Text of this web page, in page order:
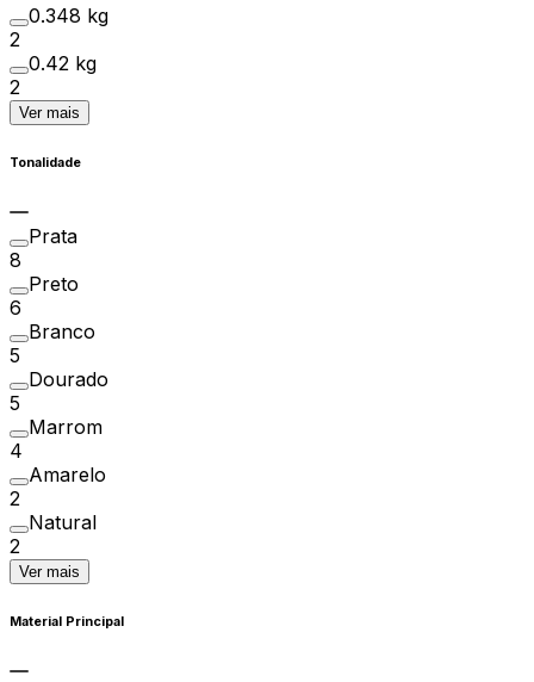
0.348 kg
2
0.42 kg
2
Ver mais
Tonalidade
Prata
8
Preto
6
Branco
5
Dourado
5
Marrom
4
Amarelo
2
Natural
2
Ver mais
Material Principal